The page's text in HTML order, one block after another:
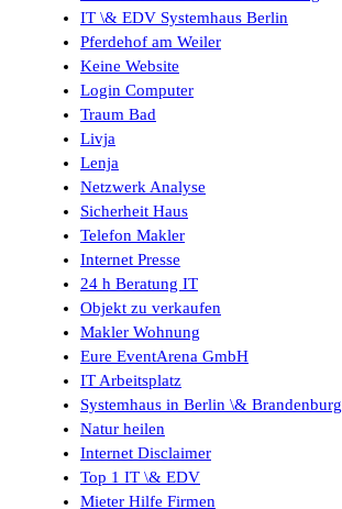
IT \& EDV Systemhaus Berlin
Pferdehof am Weiler
Keine Website
Login Computer
Traum Bad
Livja
Lenja
Netzwerk Analyse
Sicherheit Haus
Telefon Makler
Internet Presse
24 h Beratung IT
Objekt zu verkaufen
Makler Wohnung
Eure EventArena GmbH
IT Arbeitsplatz
Systemhaus in Berlin \& Brandenburg
Natur heilen
Internet Disclaimer
Top 1 IT \& EDV
Mieter Hilfe Firmen